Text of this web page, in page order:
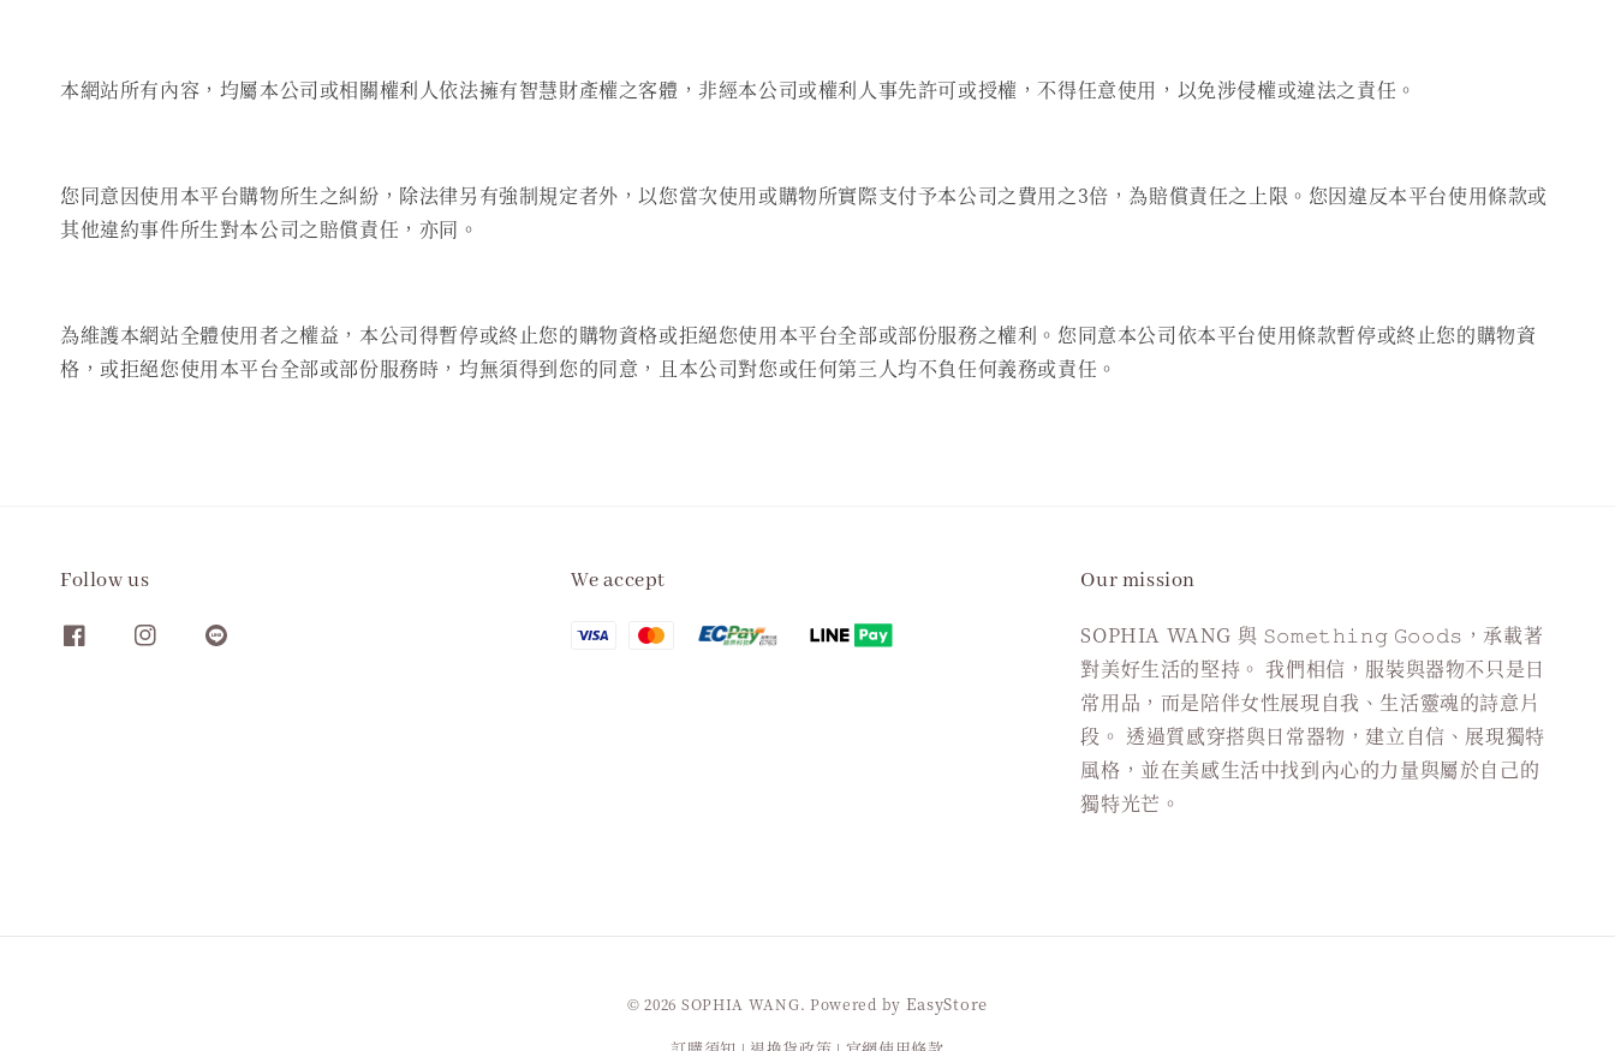
本網站所有內容，均屬本公司或相關權利人依法擁有智慧財產權之客體，非經本公司或權利人事先許可或授權，不得任意使用，以免涉侵權或違法之責任。
您同意因使用本平台購物所生之糾紛，除法律另有強制規定者外，以您當次使用或購物所實際支付予本公司之費用之3倍，為賠償責任之上限。您因違反本平台使用條款或
其他違約事件所生對本公司之賠償責任，亦同。
為維護本網站全體使用者之權益，本公司得暫停或終止您的購物資格或拒絕您使用本平台全部或部份服務之權利。您同意本公司依本平台使用條款暫停或終止您的購物資
格，或拒絕您使用本平台全部或部份服務時，均無須得到您的同意，且本公司對您或任何第三人均不負任何義務或責任。
Follow us We accept Our mission
SOPHIA WANG 與 𝚂𝚘𝚖𝚎𝚝𝚑𝚒𝚗𝚐 𝙶𝚘𝚘𝚍𝚜，承載著
對美好生活的堅持。 我們相信，服裝與器物不只是日
常用品，而是陪伴女性展現自我、生活靈魂的詩意片
段。 透過質感穿搭與日常器物，建立自信、展現獨特
風格，並在美感生活中找到內心的力量與屬於自己的
獨特光芒。
© 2026 SOPHIA WANG. Powered by EasyStore